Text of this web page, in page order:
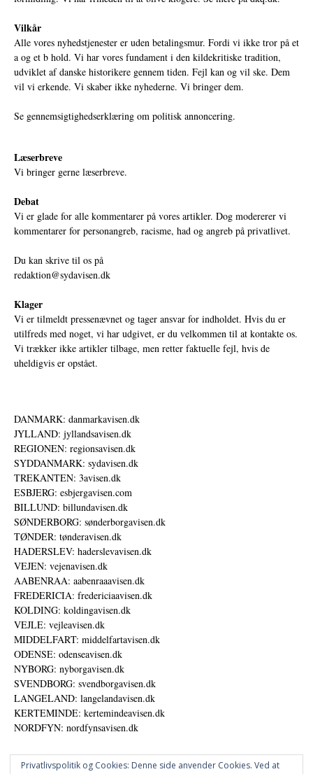
Vilkår
Alle vores nyhedstjenester er uden betalingsmur. Fordi vi ikke tror på et
a og et b hold. Vi har vores fundament i den kildekritiske tradition,
udviklet af danske historikere gennem tiden. Fejl kan og vil ske. Dem
vil vi erkende. Vi skaber ikke nyhederne. Vi bringer dem.
Se gennemsigtighedserklæring om politisk annoncering.
Læserbreve
Vi bringer gerne læserbreve.
Debat
Vi er glade for alle kommentarer på vores artikler. Dog modererer vi
kommentarer for personangreb, racisme, had og angreb på privatlivet.
Du kan skrive til os på
redaktion@sydavisen.dk
Klager
Vi er tilmeldt pressenævnet og tager ansvar for indholdet. Hvis du er
utilfreds med noget, vi har udgivet, er du velkommen til at kontakte os.
Vi trækker ikke artikler tilbage, men retter faktuelle fejl, hvis de
uheldigvis er opstået.
DANMARK: danmarkavisen.dk
JYLLAND: jyllandsavisen.dk
REGIONEN: regionsavisen.dk
SYDDANMARK: sydavisen.dk
TREKANTEN: 3avisen.dk
ESBJERG: esbjergavisen.com
BILLUND: billundavisen.dk
SØNDERBORG: sønderborgavisen.dk
TØNDER: tønderavisen.dk
HADERSLEV: haderslevavisen.dk
VEJEN: vejenavisen.dk
AABENRAA: aabenraaavisen.dk
FREDERICIA: fredericiaavisen.dk
KOLDING: koldingavisen.dk
VEJLE: vejleavisen.dk
MIDDELFART: middelfartavisen.dk
ODENSE: odenseavisen.dk
NYBORG: nyborgavisen.dk
SVENDBORG: svendborgavisen.dk
LANGELAND: langelandavisen.dk
KERTEMINDE: kertemindeavisen.dk
NORDFYN: nordfynsavisen.dk
Privatlivspolitik og Cookies: Denne side anvender Cookies. Ved at